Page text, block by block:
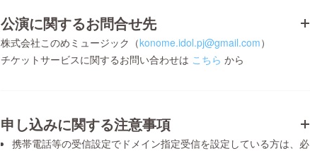
公演に関するお問合せ先
株式会社このめミュージック（konome.idol.pj@gmail.com）
チケットサービスに関するお問い合わせは こちら から
申し込みに関する注意事項
携帯電話等の受信設定でドメイン指定受信を設定している方は、必